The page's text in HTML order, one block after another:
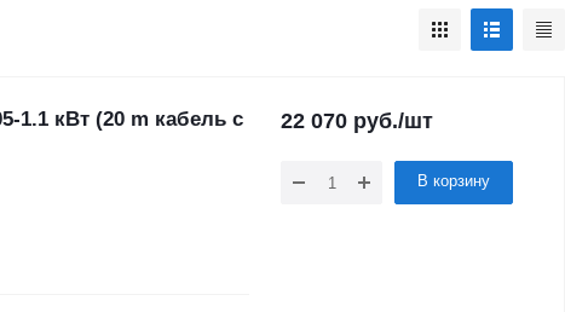
1.1 кВт (20 m кабель с
22 070 руб./шт
В корзину